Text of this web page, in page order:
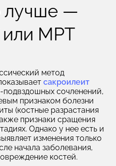
лучше —
или МРТ
метод
сакроилеит
подвздошных сочленений,
признаком болезни
(костные разрастания
признаки сращения
Однако у нее есть и
изменения только
начала заболевания,
костей.